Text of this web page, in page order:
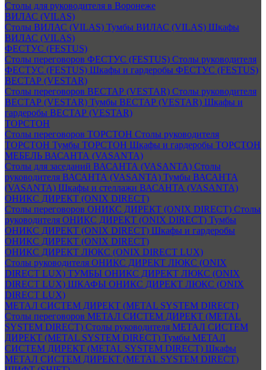
Столы для руководителя в Воронеже
ВИЛАС (VILAS)
Столы ВИЛАС (VILAS) Тумбы ВИЛАС (VILAS) Шкафы
ВИЛАС (VILAS)
ФЕСТУС (FESTUS)
Столы переговоров ФЕСТУС (FESTUS) Столы руководителя
ФЕСТУС (FESTUS) Шкафы и гардеробы ФЕСТУС (FESTUS)
ВЕСТАР (VESTAR)
Столы переговоров ВЕСТАР (VESTAR) Столы руководителя
ВЕСТАР (VESTAR) Тумбы ВЕСТАР (VESTAR) Шкафы и
гардеробы ВЕСТАР (VESTAR)
ТОРСТОН
Столы переговоров ТОРСТОН Столы руководителя
ТОРСТОН Тумбы ТОРСТОН Шкафы и гардеробы ТОРСТОН
МЕБЕЛЬ ВАСАНТА (VASANTA)
Столы для заседаний ВАСАНТА (VASANTA) Столы
руководителя ВАСАНТА (VASANTA) Тумбы ВАСАНТА
(VASANTA) Шкафы и стеллажи ВАСАНТА (VASANTA)
ОНИКС ДИРЕКТ (ONIX DIRECT)
Столы переговоров ОНИКС ДИРЕКТ (ONIX DIRECT) Столы
руководителя ОНИКС ДИРЕКТ (ONIX DIRECT) Тумбы
ОНИКС ДИРЕКТ (ONIX DIRECT) Шкафы и гардеробы
ОНИКС ДИРЕКТ (ONIX DIRECT)
ОНИКС ДИРЕКТ ЛЮКС (ONIX DIRECT LUX)
Столы руководителя ОНИКС ДИРЕКТ ЛЮКС (ONIX
DIRECT LUX) ТУМБЫ ОНИКС ДИРЕКТ ЛЮКС (ONIX
DIRECT LUX) ШКАФЫ ОНИКС ДИРЕКТ ЛЮКС (ONIX
DIRECT LUX)
МЕТАЛ СИСТЕМ ДИРЕКТ (METAL SYSTEM DIRECT)
Столы переговоров МЕТАЛ СИСТЕМ ДИРЕКТ (METAL
SYSTEM DIRECT) Столы руководителя МЕТАЛ СИСТЕМ
ДИРЕКТ (METAL SYSTEM DIRECT) Тумбы МЕТАЛ
СИСТЕМ ДИРЕКТ (METAL SYSTEM DIRECT) Шкафы
МЕТАЛ СИСТЕМ ДИРЕКТ (METAL SYSTEM DIRECT)